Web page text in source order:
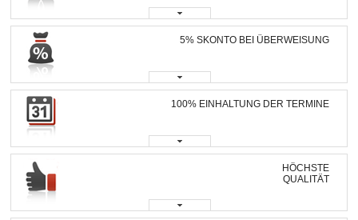
5% SKONTO BEI ÜBERWEISUNG
100% EINHALTUNG DER TERMINE
HÖCHSTE
QUALITÄT